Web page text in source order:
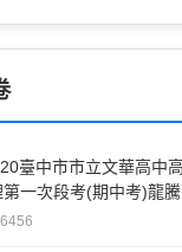
臺中市市立文華高中
一次段考(期中考)龍騰